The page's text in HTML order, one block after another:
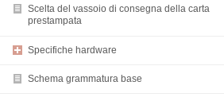
Scelta del vassoio di consegna della carta
prestampata
Specifiche hardware
Schema grammatura base